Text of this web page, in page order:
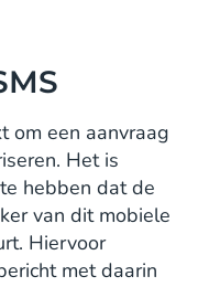
om een aanvraag
Het is
hebben dat de
van dit mobiele
Hiervoor
met daarin